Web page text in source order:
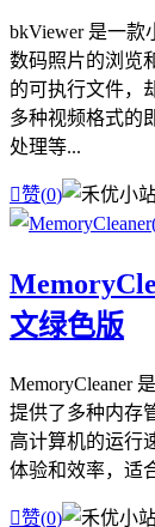
bkViewer 是一
数码照片的浏览
的可执行文件，
多种视频格式的
处理等...
赞(0)
文绿色版
MemoryCleaner
提供了多种内存
高计算机的运行
体验和效率，适
赞(0)